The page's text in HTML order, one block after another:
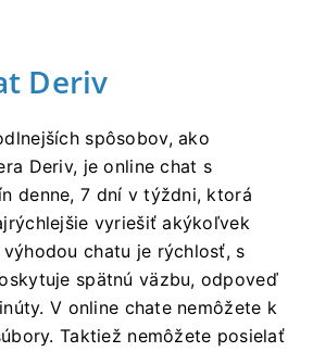
Deriv
spôsobov, ako
Deriv, je online chat s
denne, 7 dní v týždni, ktorá
vyriešiť akýkoľvek
chatu je rýchlosť, s
spätnú väzbu, odpoveď
V online chate nemôžete k
Taktiež nemôžete posielať